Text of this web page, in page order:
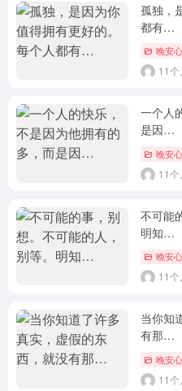
孤独，
都有…
晚安
11
一个人
是因…
晚安
11
不可能
明知…
晚安
11
当你知
有那…
晚安
11